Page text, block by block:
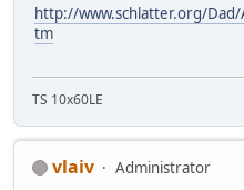
http://www.schlatter.org/
tm
TS 10x60LE
vlaiv
Administrator